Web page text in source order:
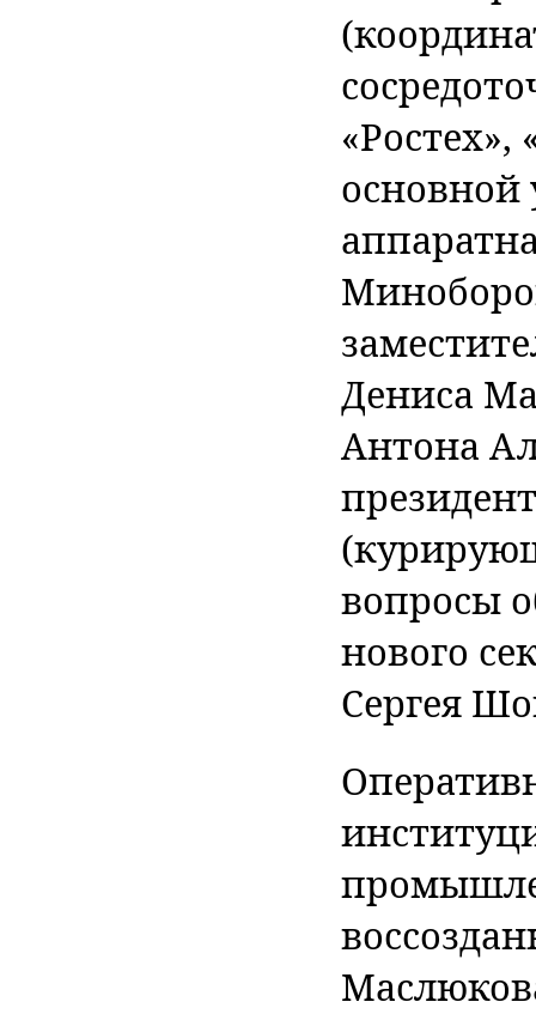
«Ростех»,
основной
Дениса
Антона
вопросы
нового
Сергея